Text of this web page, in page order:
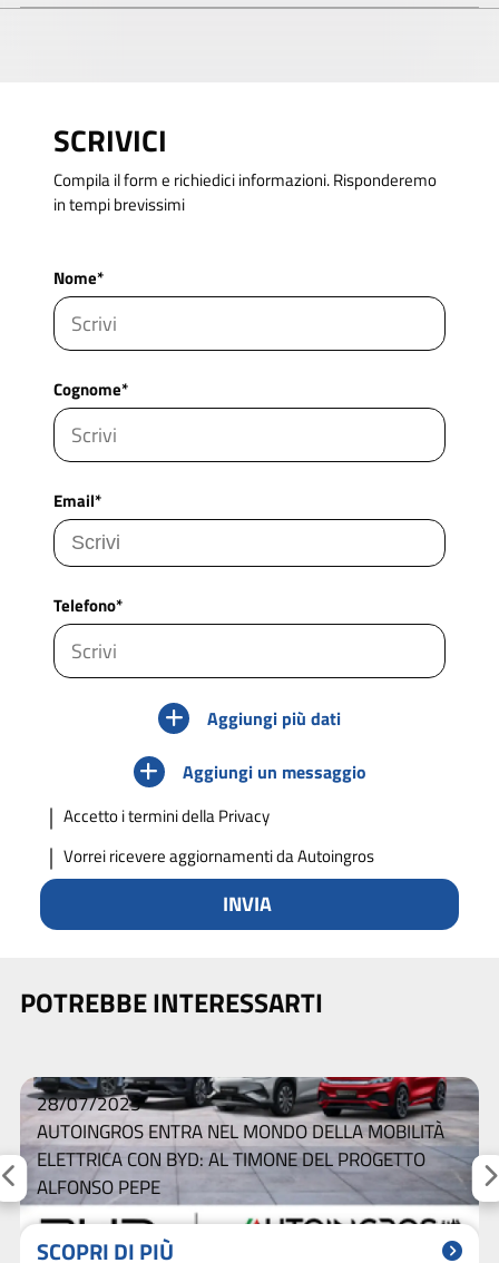
SCRIVICI
Compila il form e richiedici informazioni. Risponderemo
in tempi brevissimi
Nome*
Cognome*
Email*
Telefono*
Aggiungi più dati
Aggiungi un messaggio
Accettoi termini della Privacy
Vorrei ricevere aggiornamenti da Autoingros
INVIA
POTREBBE INTERESSARTI
28/07/2025
AUTOINGROS ENTRA NEL MONDO DELLA MOBILITÀ
ELETTRICA CON BYD: AL TIMONE DEL PROGETTO
ALFONSO PEPE
SCOPRI DI PIÙ